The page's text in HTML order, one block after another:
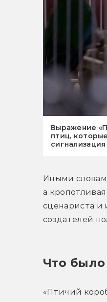
Выражение
птиц,
сигнализация
Иными
а
сценариста и
создателей
Что
«Птичий